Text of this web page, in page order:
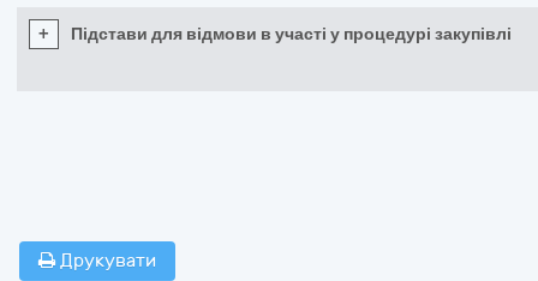
+ Підстави для відмови в участі у процедурі закупівлі
Друкувати